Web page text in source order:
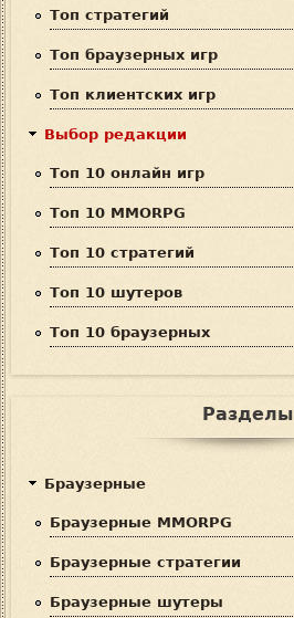
Топ стратегий
Топ браузерных игр
Топ клиентских игр
Выбор редакции
Топ 10 онлайн игр
Топ 10 MMORPG
Топ 10 стратегий
Топ 10 шутеров
Топ 10 браузерных
Разделы
Браузерные
Браузерные MMORPG
Браузерные стратегии
Браузерные шутеры